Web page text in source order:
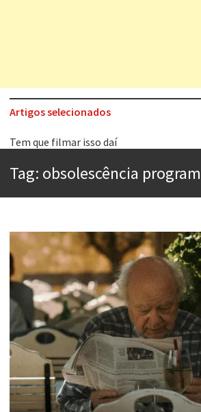
Artigos selecionados
Tem que filmar isso daí
Aprender a fracassar é o segredo do
Esse tal de Rock Gaúcho
Os causos de Jorge Luis Borges
Voto obrigatório é correto?
Se queres salvar o mundo, o veganismo
Tag: obsolescência